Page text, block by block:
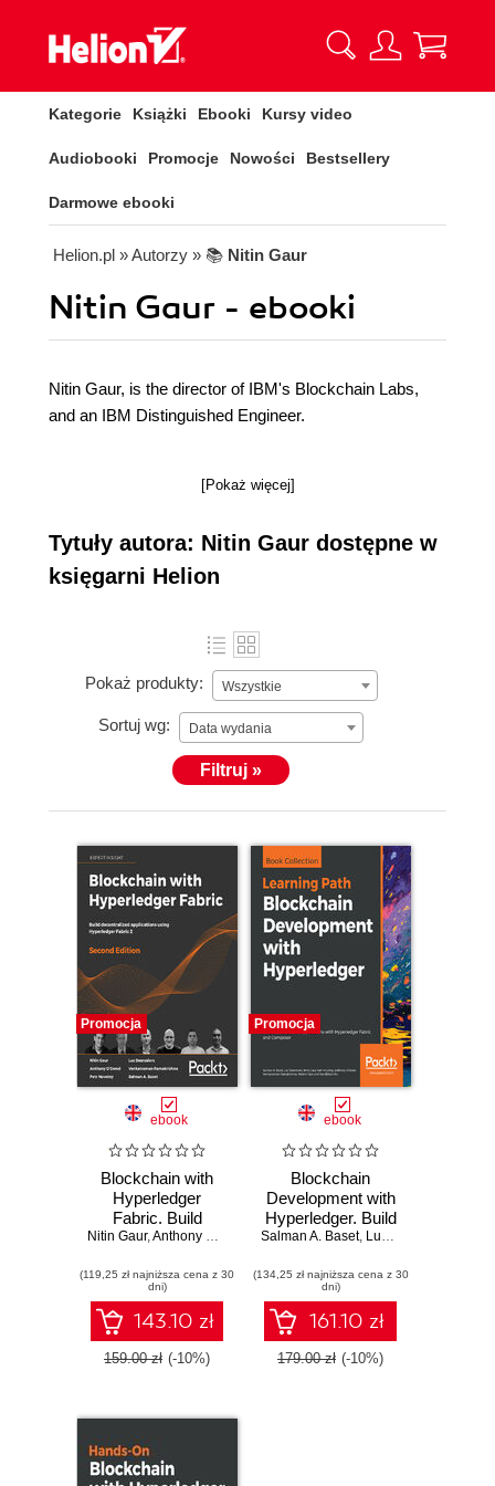
Kategorie Książki Ebooki Kursy video
Audiobooki Promocje Nowości Bestsellery
Darmowe ebooki
Helion.pl » Autorzy » 📚 Nitin Gaur
Nitin Gaur - ebooki
Nitin Gaur, is the director of IBM's Blockchain Labs,
and an IBM Distinguished Engineer.
[Pokaż więcej]
Tytuły autora: Nitin Gaur dostępne w
księgarni Helion
Pokaż produkty: Wszystkie
Sortuj wg: Data wydania
Filtruj »
Promocja
ebook
Blockchain with
Hyperledger
Fabric. Build
decentralized
Hyperledger Fabric
2 - Second Edition
Nitin Gaur,Anthony O'Dowd Petr Novotny,Luc Desrosiers
(119,25 zł najniższa cena z 30
dni)
143.10 zł
159.00 zł (-10%)
Promocja
ebook
Blockchain
Development with
Hyperledger. Build
decentralized
Hyperledger Fabric
and Composer
Salman A. Baset, Luc Desrosiers
(134,25 zł najniższa cena z 30
dni)
161.10 zł
179.00 zł (-10%)